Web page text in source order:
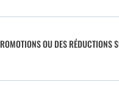
OU DES RÉDUCTIONS